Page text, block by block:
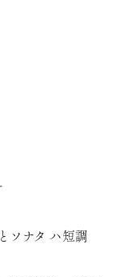
ソナタ ハ短調